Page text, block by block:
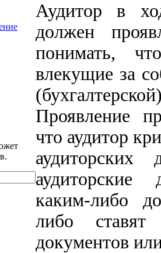
Аудитор в
должен
понимать,
влекущие за
Проявление
что аудитор
аудиторских
аудиторские
каким-либо
либо ставят
документов